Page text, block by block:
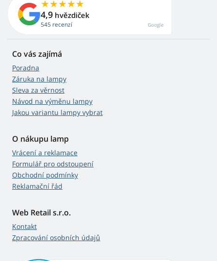
4,9 hvězdiček
545 recenzí Google
Co vás zajímá
Poradna
Záruka na lampy
Sleva za věrnost
Návod na výměnu lampy
Jakou variantu lampy vybrat
O nákupu lamp
Vrácení a reklamace
Formulář pro odstoupení
Obchodní podmínky
Reklamační řád
Web Retail s.r.o.
Kontakt
Zpracování osobních údajů